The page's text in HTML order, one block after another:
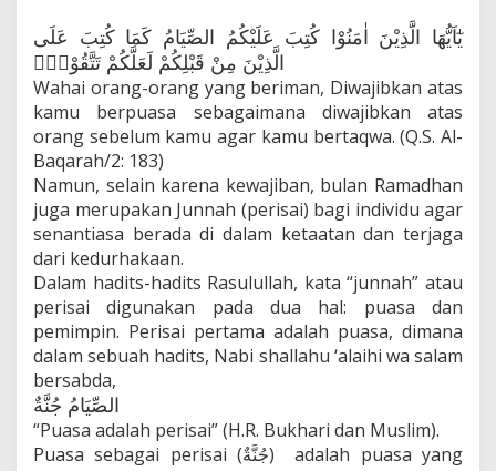
يٰٓاَيُّهَا الَّذِيْنَ اٰمَنُوْا كُتِبَ عَلَيْكُمُ الصِّيَامُ كَمَا كُتِبَ عَلَى
الَّذِيْنَ مِنْ قَبْلِكُمْ لَعَلَّكُمْ تَتَّقُوْنَۙ
Wahai orang-orang yang beriman, Diwajibkan atas
kamu berpuasa sebagaimana diwajibkan atas
orang sebelum kamu agar kamu bertaqwa. (Q.S. Al-
Baqarah/2: 183)
Namun, selain karena kewajiban, bulan Ramadhan
juga merupakan Junnah (perisai) bagi individu agar
senantiasa berada di dalam ketaatan dan terjaga
dari kedurhakaan.
Dalam hadits-hadits Rasulullah, kata “junnah” atau
perisai digunakan pada dua hal: puasa dan
pemimpin. Perisai pertama adalah puasa, dimana
dalam sebuah hadits, Nabi shallahu ‘alaihi wa salam
bersabda,
الصِّيَامُ جُنَّةٌ
“Puasa adalah perisai” (H.R. Bukhari dan Muslim).
Puasa sebagai perisai (جُنَّةٌ) adalah puasa yang